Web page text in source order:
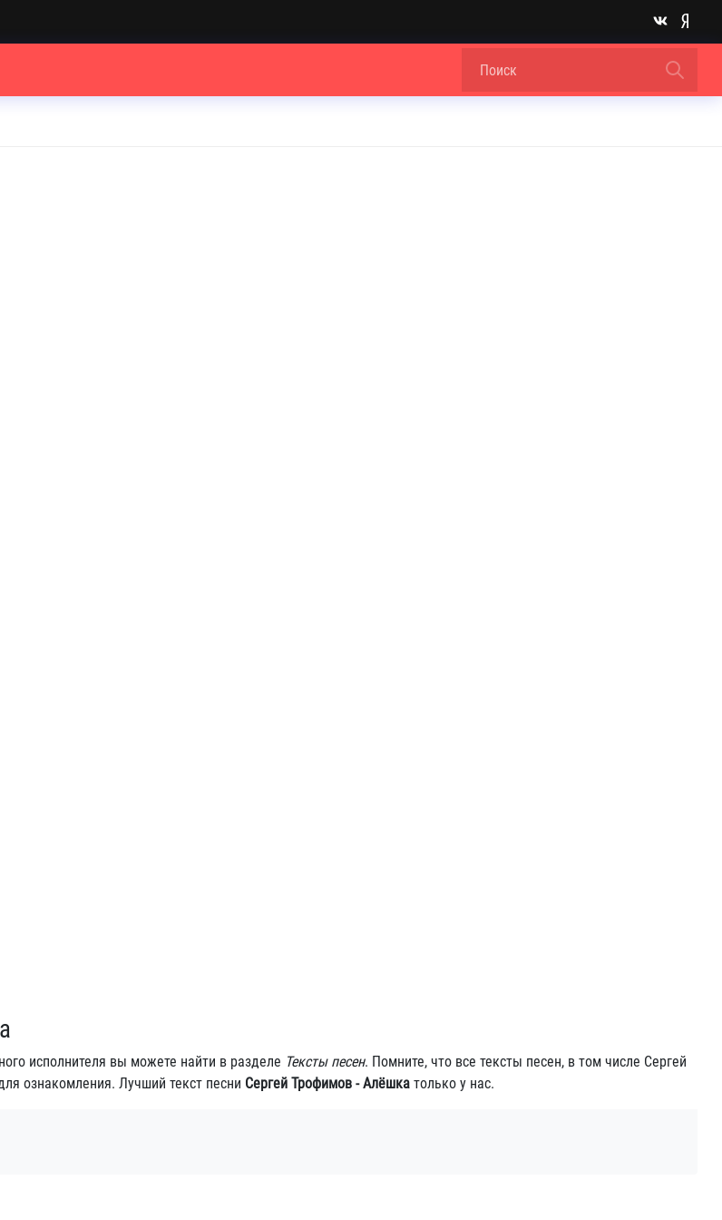
исполнителя вы можете найти в разделе Тексты песен. Помните, что все тексты песен, в том числе Сергей
ознакомления. Лучший текст песни Сергей Трофимов - Алёшка только у нас.